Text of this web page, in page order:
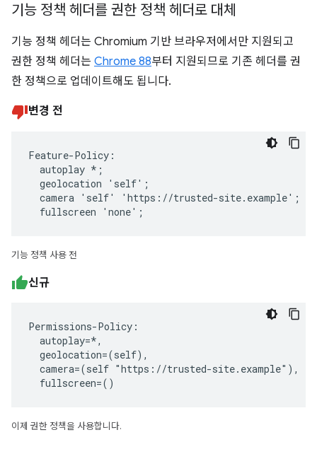
기능 정책 헤더를 권한 정책 헤더로 대체
기능 정책 헤더는 Chromium 기반 브라우저에서만 지원되고
권한 정책 헤더는 Chrome 88부터 지원되므로 기존 헤더를 권
한 정책으로 업데이트해도 됩니다.
변경 전
Feature-Policy:
  autoplay *;
  geolocation 'self';
  camera 'self' 'https://trusted-site.example';
  fullscreen 'none';
기능 정책 사용 전
신규
Permissions-Policy:
  autoplay=*,
  geolocation=(self),
  camera=(self "https://trusted-site.example"),
  fullscreen=()
이제 권한 정책을 사용합니다.